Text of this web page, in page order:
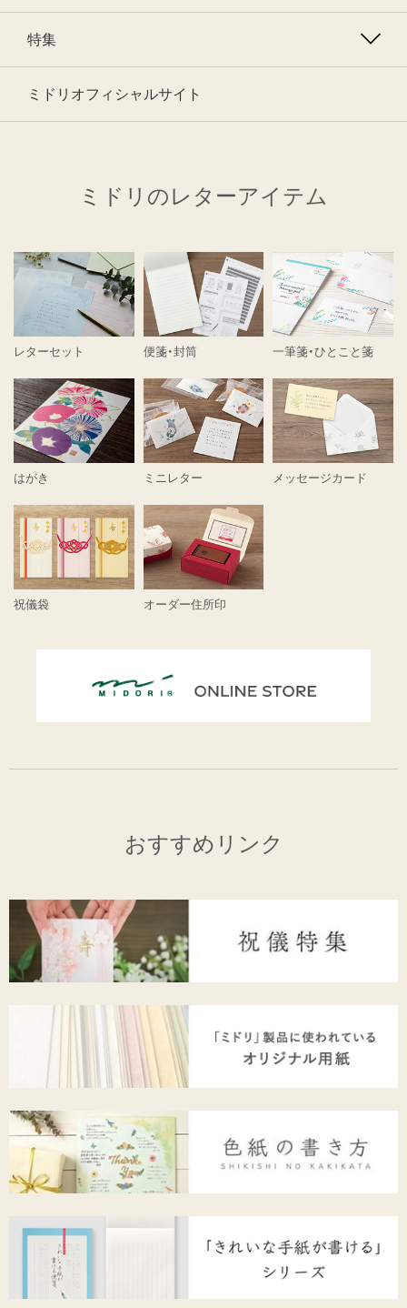
特集
ミドリオフィシャルサイト
ミドリのレターアイテム
レターセット 便箋・封筒 一筆箋・ひとこと箋
はがき ミニレター メッセージカード
祝儀袋 オーダー住所印
おすすめリンク